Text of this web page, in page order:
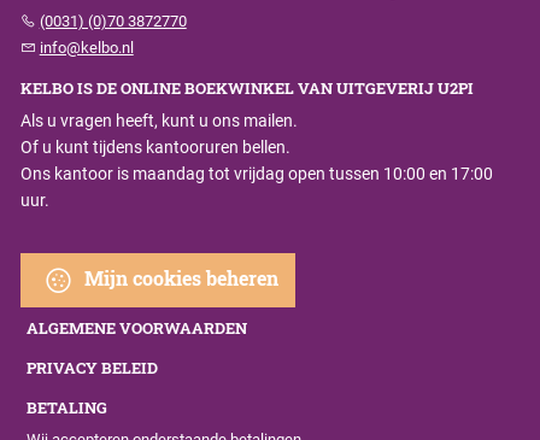
(0031) (0)70 3872770
info@kelbo.nl
KELBO IS DE ONLINE BOEKWINKEL VAN UITGEVERIJ U2PI
Als u vragen heeft, kunt u ons mailen.
Of u kunt tijdens kantooruren bellen.
Ons kantoor is maandag tot vrijdag open tussen 10:00 en 17:00
uur.
Mijn cookies beheren
ALGEMENE VOORWAARDEN
PRIVACY BELEID
BETALING